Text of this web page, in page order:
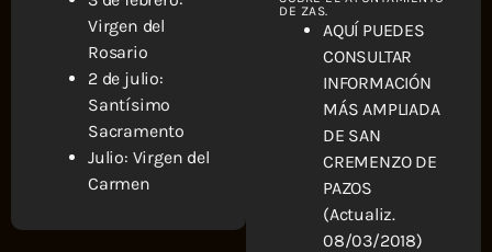
Virgen del
Rosario
2 de julio:
Santísimo
Sacramento
Julio: Virgen del
Carmen
DE ZAS.
AQUÍ PUEDES
CONSULTAR
INFORMACIÓN
MÁS AMPLIADA
DE SAN
CREMENZO DE
PAZOS
(Actualiz.
08/03/2018)